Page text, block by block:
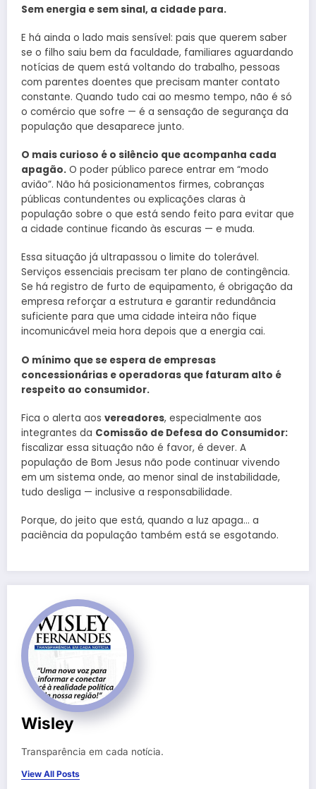
Sem energia e sem sinal, a cidade para.
E há ainda o lado mais sensível: pais que querem saber
se o filho saiu bem da faculdade, familiares aguardando
notícias de quem está voltando do trabalho, pessoas
com parentes doentes que precisam manter contato
constante. Quando tudo cai ao mesmo tempo, não é só
o comércio que sofre — é a sensação de segurança da
população que desaparece junto.
O mais curioso é o silêncio que acompanha cada
apagão. O poder público parece entrar em “modo
avião”. Não há posicionamentos firmes, cobranças
públicas contundentes ou explicações claras à
população sobre o que está sendo feito para evitar que
a cidade continue ficando às escuras — e muda.
Essa situação já ultrapassou o limite do tolerável.
Serviços essenciais precisam ter plano de contingência.
Se há registro de furto de equipamento, é obrigação da
empresa reforçar a estrutura e garantir redundância
suficiente para que uma cidade inteira não fique
incomunicável meia hora depois que a energia cai.
O mínimo que se espera de empresas
concessionárias e operadoras que faturam alto é
respeito ao consumidor.
Fica o alerta aos vereadores, especialmente aos
integrantes da Comissão de Defesa do Consumidor:
fiscalizar essa situação não é favor, é dever. A
população de Bom Jesus não pode continuar vivendo
em um sistema onde, ao menor sinal de instabilidade,
tudo desliga — inclusive a responsabilidade.
Porque, do jeito que está, quando a luz apaga… a
paciência da população também está se esgotando.
Wisley
Transparência em cada notícia.
View All Posts